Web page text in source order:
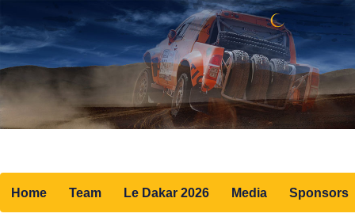
Home Team Le Dakar 2026 Media Sponsors